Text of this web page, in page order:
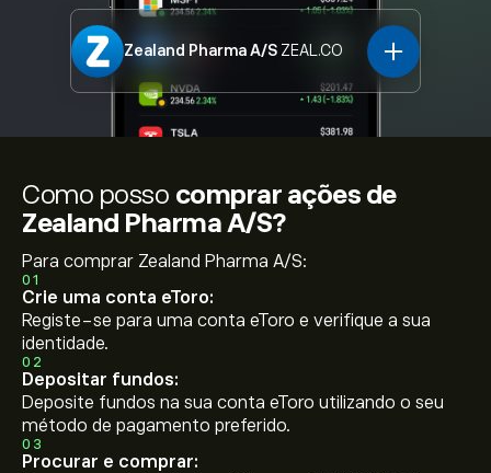
Zealand Pharma A/S ZEAL.CO
Como posso comprar ações de
Zealand Pharma A/S?
Para comprar Zealand Pharma A/S:
01
Crie uma conta eToro:
Registe-se para uma conta eToro e verifique a sua
identidade.
02
Depositar fundos:
Deposite fundos na sua conta eToro utilizando o seu
método de pagamento preferido.
03
Procurar e comprar: